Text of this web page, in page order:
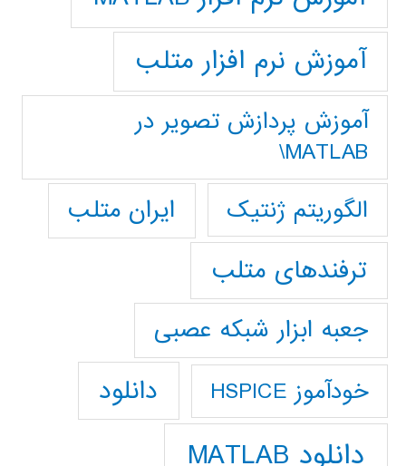
آموزش نرم افزار متلب
آموزش پردازش تصوير در
MATLAB\
الگوریتم ژنتیک
ایران متلب
ترفندهای متلب
جعبه ابزار شبکه عصبی
خودآموز HSPICE دانلود
دانلود MATLAB